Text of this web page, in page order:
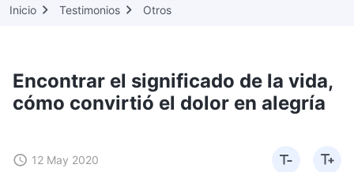
Inicio Testimonios Otros
Encontrar el significado de la vida,
cómo convirtió el dolor en alegría
12 May 2020